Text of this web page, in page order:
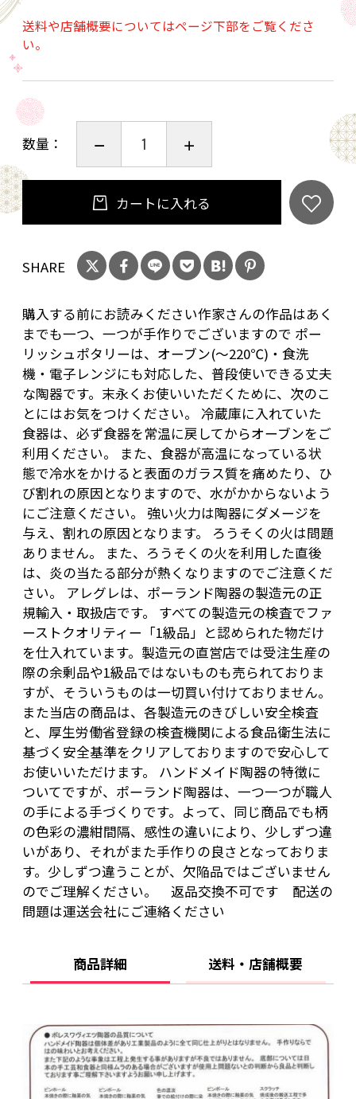
送料や店舗概要についてはページ下部をご覧くださ
い。
数量：
カートに入れる
SHARE
購入する前にお読みください作家さんの作品はあく
までも一つ、一つが手作りでございますので ポー
リッシュポタリーは、オーブン(～220℃)・食洗
機・電子レンジにも対応した、普段使いできる丈夫
な陶器です。末永くお使いいただくために、次のこ
とにはお気をつけください。 冷蔵庫に入れていた
食器は、必ず食器を常温に戻してからオーブンをご
利用ください。 また、食器が高温になっている状
態で冷水をかけると表面のガラス質を痛めたり、ひ
び割れの原因となりますので、水がかからないよう
にご注意ください。 強い火力は陶器にダメージを
与え、割れの原因となります。 ろうそくの火は問題
ありません。 また、ろうそくの火を利用した直後
は、炎の当たる部分が熱くなりますのでご注意くだ
さい。 アレグレは、ポーランド陶器の製造元の正
規輸入・取扱店です。 すべての製造元の検査でファ
ーストクオリティー「1級品」と認められた物だけ
を仕入れています。製造元の直営店では受注生産の
際の余剰品や1級品ではないものも売られておりま
すが、そういうものは一切買い付けておりません。
また当店の商品は、各製造元のきびしい安全検査
と、厚生労働省登録の検査機関による食品衛生法に
基づく安全基準をクリアしておりますので安心して
お使いいただけます。 ハンドメイド陶器の特徴に
ついてですが、ポーランド陶器は、一つ一つが職人
の手による手づくりです。よって、同じ商品でも柄
の色彩の濃紺間隔、感性の違いにより、少しずつ違
いがあり、それがまた手作りの良さとなっておりま
す。少しずつ違うことが、欠陥品ではございません
のでご理解ください。 返品交換不可です 配送の
問題は運送会社にご連絡ください
商品詳細 送料・店舗概要